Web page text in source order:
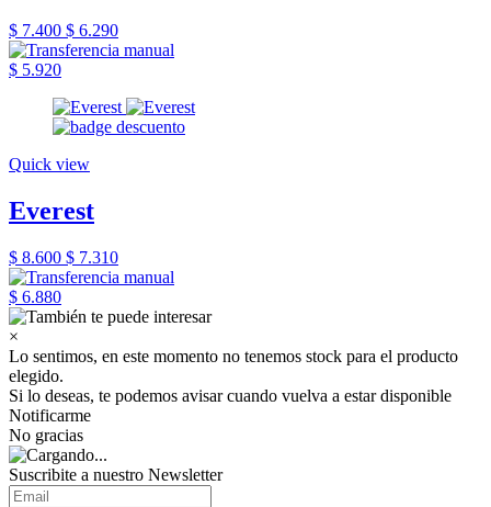
$ 7.400 $ 6.290
$ 5.920
Quick view
Everest
$ 8.600 $ 7.310
$ 6.880
×
Lo sentimos, en este momento no tenemos stock para el producto
elegido.
Si lo deseas, te podemos avisar cuando vuelva a estar disponible
Notificarme
No gracias
Suscribite a nuestro Newsletter